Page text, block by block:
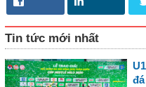
Tin tức mới nhất